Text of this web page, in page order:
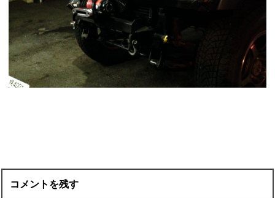
コメントを残す